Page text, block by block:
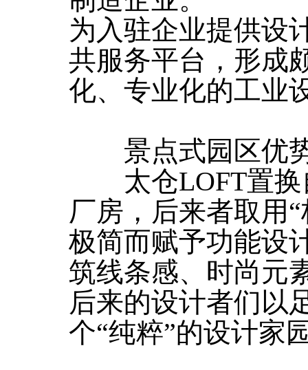
为入驻企业提供设
共服务平台，形成
化、专业化的工业
景点式园区优
太仓LOFT置换
厂房，后来者取用
极简而赋予功能设
筑线条感、时尚元
后来的设计者们以
个“纯粹”的设计家